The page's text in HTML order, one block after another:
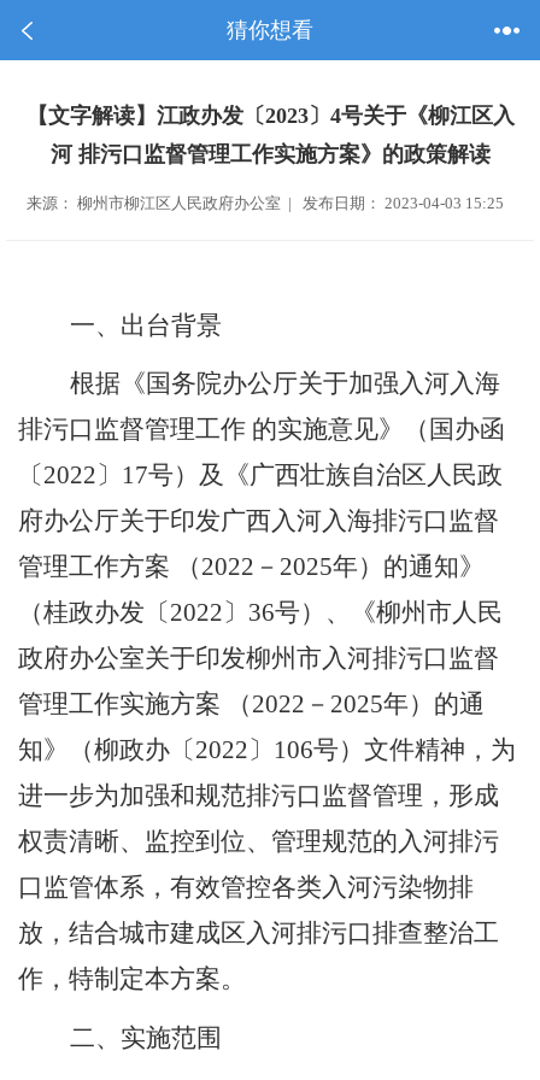
猜你想看
【文字解读】江政办发〔2023〕4号关于《柳江区入
河 排污口监督管理工作实施方案》的政策解读
来源： 柳州市柳江区人民政府办公室 | 发布日期： 2023-04-03 15:25
一、出台背景
根据《国务院办公厅关于加强入河入海
排污口监督管理工作 的实施意见》（国办函
〔2022〕 17号）及《广西壮族自治区人民政
府办公厅关于印发广西入河入海排污口监督
管理工作方案 （2022 － 2025年）的通知》
（桂政办发〔2022〕 36号）、《柳州市人民
政府办公室关于印发柳州市入河排污口监督
管理工作实施方案 （2022 － 2025年）的通
知》（柳政办〔2022〕 106号）文件精神，为
进一步为加强和规范排污口监督管理，形成
权责清晰、监控到位、管理规范的入河排污
口监管体系，有效管控各类入河污染物排
放，结合城市建成区入河排污口排查整治工
作，特制定本方案。
二、实施范围